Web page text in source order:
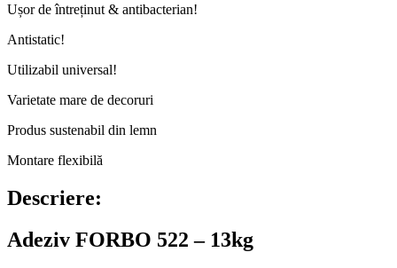
Ușor de întreținut & antibacterian!
Antistatic!
Utilizabil universal!
Varietate mare de decoruri
Produs sustenabil din lemn
Montare flexibilă
Descriere:
Adeziv FORBO 522 – 13kg